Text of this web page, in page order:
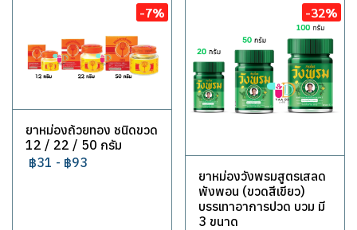
-7%
ยาหม่องถ้วยทอง ชนิดขวด
12 / 22 / 50 กรัม
฿31 - ฿93
-32%
ยาหม่องวังพรมสูตรเสลด
พังพอน (ขวดสีเขียว)
บรรเทาอาการปวด บวม มี
3 ขนาด